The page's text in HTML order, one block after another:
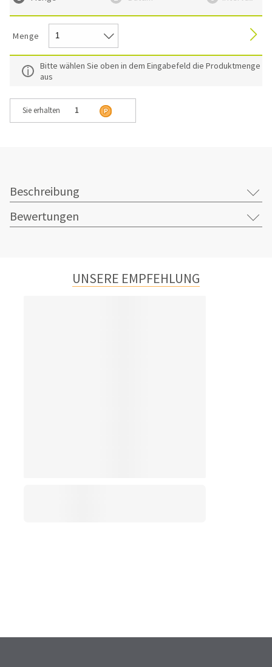
Menge
Bitte wählen Sie oben in dem Eingabefeld die Produktmenge
aus
Sie erhalten 1
Beschreibung
Bewertungen
UNSERE EMPFEHLUNG